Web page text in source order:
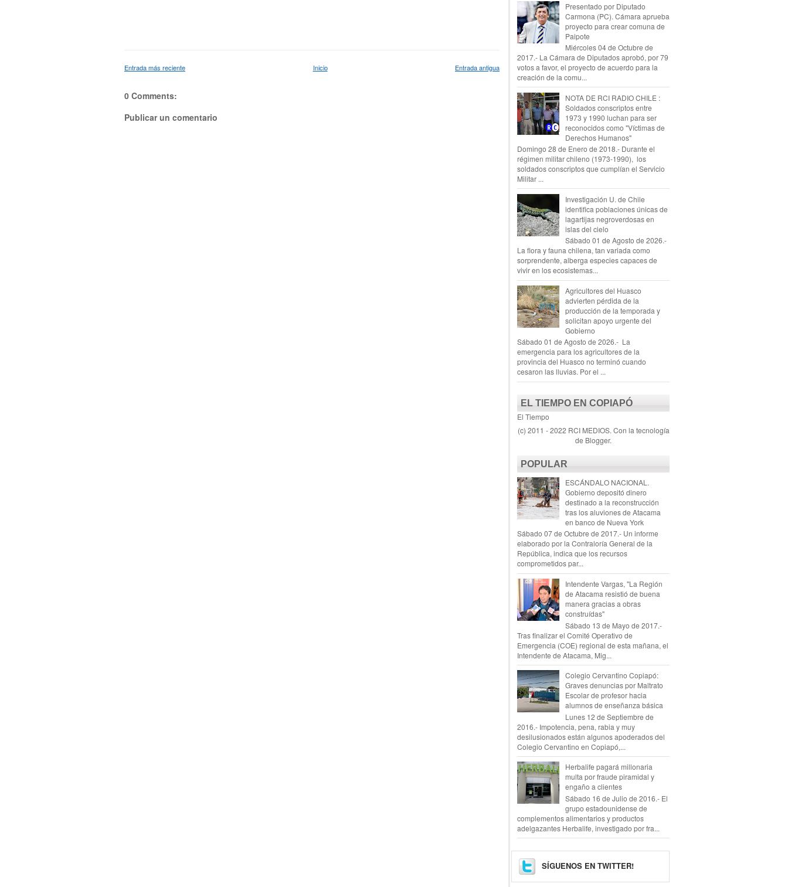
Entrada más reciente Entrada antigua
Inicio
0 Comments:
Publicar un comentario
Presentado por Diputado
Carmona (PC). Cámara aprueba
proyecto para crear comuna de
Paipote
Miércoles 04 de Octubre de
2017.- La Cámara de Diputados aprobó, por 79
votos a favor, el proyecto de acuerdo para la
creación de la comu...
NOTA DE RCI RADIO CHILE :
Soldados conscriptos entre
1973 y 1990 luchan para ser
reconocidos como "Víctimas de
Derechos Humanos"
Domingo 28 de Enero de 2018.- Durante el
régimen militar chileno (1973-1990), los
soldados conscriptos que cumplían el Servicio
Militar ...
Investigación U. de Chile
identifica poblaciones únicas de
lagartijas negroverdosas en
islas del cielo
Sábado 01 de Agosto de 2026.-
La flora y fauna chilena, tan variada como
sorprendente, alberga especies capaces de
vivir en los ecosistemas...
Agricultores del Huasco
advierten pérdida de la
producción de la temporada y
solicitan apoyo urgente del
Gobierno
Sábado 01 de Agosto de 2026.- La
emergencia para los agricultores de la
provincia del Huasco no terminó cuando
cesaron las lluvias. Por el ...
EL TIEMPO EN COPIAPÓ
El Tiempo
(c) 2011 - 2022 RCI MEDIOS. Con la tecnología
de Blogger.
POPULAR
ESCÁNDALO NACIONAL.
Gobierno depositó dinero
destinado a la reconstrucción
tras los aluviones de Atacama
en banco de Nueva York
Sábado 07 de Octubre de 2017.- Un informe
elaborado por la Contraloría General de la
República, indica que los recursos
comprometidos par...
Intendente Vargas, "La Región
de Atacama resistió de buena
manera gracias a obras
construídas"
Sábado 13 de Mayo de 2017.-
Tras finalizar el Comité Operativo de
Emergencia (COE) regional de esta mañana, el
Intendente de Atacama, Mig...
Colegio Cervantino Copiapó:
Graves denuncias por Maltrato
Escolar de profesor hacia
alumnos de enseñanza básica
Lunes 12 de Septiembre de
2016.- Impotencia, pena, rabia y muy
desilusionados están algunos apoderados del
Colegio Cervantino en Copiapó,...
Herbalife pagará millonaria
multa por fraude piramidal y
engaño a clientes
Sábado 16 de Julio de 2016.- El
grupo estadounidense de
complementos alimentarios y productos
adelgazantes Herbalife, investigado por fra...
SÍGUENOS EN TWITTER!